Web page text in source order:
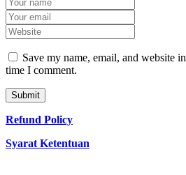
Save my name, email, and website
time I comment.
Refund Policy
Syarat Ketentuan